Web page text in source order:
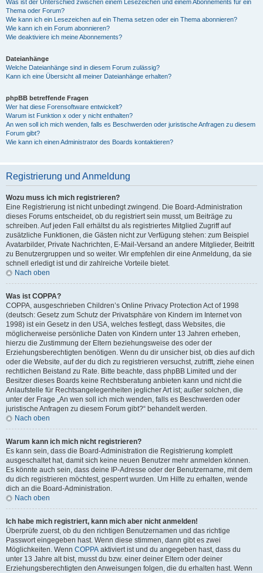
Was ist der Unterschied zwischen einem Lesezeichen und einem Abonnements für ein
Thema oder Forum?
Wie kann ich ein Lesezeichen auf ein Thema setzen oder ein Thema abonnieren?
Wie kann ich ein Forum abonnieren?
Wie deaktiviere ich meine Abonnements?
Dateianhänge
Welche Dateianhänge sind in diesem Forum zulässig?
Kann ich eine Übersicht all meiner Dateianhänge erhalten?
phpBB betreffende Fragen
Wer hat diese Forensoftware entwickelt?
Warum ist Funktion x oder y nicht enthalten?
An wen soll ich mich wenden, falls es Beschwerden oder juristische Anfragen zu diesem
Forum gibt?
Wie kann ich einen Administrator des Boards kontaktieren?
Registrierung und Anmeldung
Wozu muss ich mich registrieren?
Eine Registrierung ist nicht unbedingt zwingend. Die Board-Administration
dieses Forums entscheidet, ob du registriert sein musst, um Beiträge zu
schreiben. Auf jeden Fall erhältst du als registriertes Mitglied Zugriff auf
zusätzliche Funktionen, die Gästen nicht zur Verfügung stehen: zum Beispiel
Avatarbilder, Private Nachrichten, E-Mail-Versand an andere Mitglieder, Beitritt
zu Benutzergruppen und so weiter. Wir empfehlen dir eine Anmeldung, da sie
schnell erledigt ist und dir zahlreiche Vorteile bietet.
Nach oben
Was ist COPPA?
COPPA, ausgeschrieben Children’s Online Privacy Protection Act of 1998
(deutsch: Gesetz zum Schutz der Privatsphäre von Kindern im Internet von
1998) ist ein Gesetz in den USA, welches festlegt, dass Websites, die
möglicherweise persönliche Daten von Kindern unter 13 Jahren erheben,
hierzu die Zustimmung der Eltern beziehungsweise des oder der
Erziehungsberechtigten benötigen. Wenn du dir unsicher bist, ob dies auf dich
oder die Website, auf der du dich zu registrieren versuchst, zutrifft, ziehe einen
rechtlichen Beistand zu Rate. Bitte beachte, dass phpBB Limited und der
Besitzer dieses Boards keine Rechtsberatung anbieten kann und nicht die
Anlaufstelle für Rechtsangelegenheiten jeglicher Art ist; außer solchen, die
unter der Frage „An wen soll ich mich wenden, falls es Beschwerden oder
juristische Anfragen zu diesem Forum gibt?“ behandelt werden.
Nach oben
Warum kann ich mich nicht registrieren?
Es kann sein, dass die Board-Administration die Registrierung komplett
ausgeschaltet hat, damit sich keine neuen Benutzer mehr anmelden können.
Es könnte auch sein, dass deine IP-Adresse oder der Benutzername, mit dem
du dich registrieren möchtest, gesperrt wurden. Um Hilfe zu erhalten, wende
dich an die Board-Administration.
Nach oben
Ich habe mich registriert, kann mich aber nicht anmelden!
Überprüfe zuerst, ob du den richtigen Benutzernamen und das richtige
Passwort eingegeben hast. Wenn diese stimmen, dann gibt es zwei
Möglichkeiten. Wenn COPPA aktiviert ist und du angegeben hast, dass du
unter 13 Jahre alt bist, musst du bzw. einer deiner Eltern oder deiner
Erziehungsberechtigten den Anweisungen folgen, die du erhalten hast. Wenn